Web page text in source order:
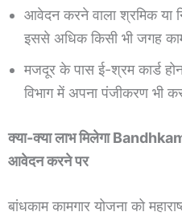
आवेदन करने वाला श्रमिक या
इससे अधिक किसी भी जगह काम
मजदूर के पास ई-श्रम कार्ड
विभाग में अपना पंजीकरण भी
क्या-क्या लाभ मिलेगा
आवेदन करने पर
बांधकाम कामगार योजना को